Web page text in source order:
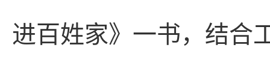
进百姓家》一书，结合